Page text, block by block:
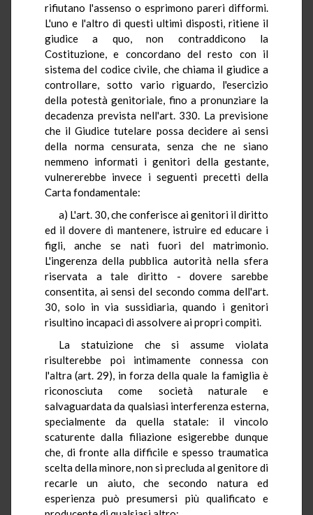
rifiutano l'assenso o esprimono pareri difformi.
L'uno e l'altro di questi ultimi disposti, ritiene il
giudice a quo, non contraddicono la
Costituzione, e concordano del resto con il
sistema del codice civile, che chiama il giudice a
controllare, sotto vario riguardo, l'esercizio
della potestà genitoriale, fino a pronunziare la
decadenza prevista nell'art. 330. La previsione
che il Giudice tutelare possa decidere ai sensi
della norma censurata, senza che ne siano
nemmeno informati i genitori della gestante,
vulnererebbe invece i seguenti precetti della
Carta fondamentale:
a) L'art. 30, che conferisce ai genitori il diritto
ed il dovere di mantenere, istruire ed educare i
figli, anche se nati fuori del matrimonio.
L'ingerenza della pubblica autorità nella sfera
riservata a tale diritto - dovere sarebbe
consentita, ai sensi del secondo comma dell'art.
30, solo in via sussidiaria, quando i genitori
risultino incapaci di assolvere ai propri compiti.
La statuizione che si assume violata
risulterebbe poi intimamente connessa con
l'altra (art. 29), in forza della quale la famiglia è
riconosciuta come società naturale e
salvaguardata da qualsiasi interferenza esterna,
specialmente da quella statale: il vincolo
scaturente dalla filiazione esigerebbe dunque
che, di fronte alla difficile e spesso traumatica
scelta della minore, non si precluda al genitore di
recarle un aiuto, che secondo natura ed
esperienza può presumersi più qualificato e